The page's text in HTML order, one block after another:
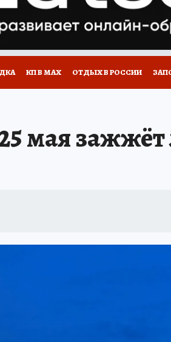
КП В МАХ ОТДЫХ В РОССИИ
мая